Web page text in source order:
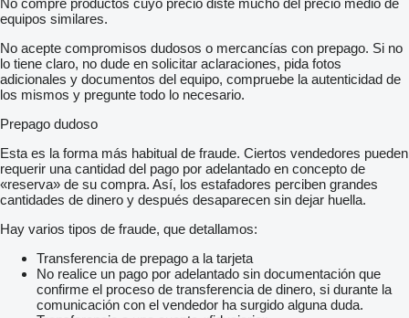
No compre productos cuyo precio diste mucho del precio medio de
equipos similares.
No acepte compromisos dudosos o mercancías con prepago. Si no
lo tiene claro, no dude en solicitar aclaraciones, pida fotos
adicionales y documentos del equipo, compruebe la autenticidad de
los mismos y pregunte todo lo necesario.
Prepago dudoso
Esta es la forma más habitual de fraude. Ciertos vendedores pueden
requerir una cantidad del pago por adelantado en concepto de
«reserva» de su compra. Así, los estafadores perciben grandes
cantidades de dinero y después desaparecen sin dejar huella.
Hay varios tipos de fraude, que detallamos:
Transferencia de prepago a la tarjeta
No realice un pago por adelantado sin documentación que
confirme el proceso de transferencia de dinero, si durante la
comunicación con el vendedor ha surgido alguna duda.